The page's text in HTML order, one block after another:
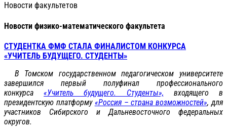
Новости факультетов
Новости физико-математического факультета
СТУДЕНТКА ФМФ СТАЛА ФИНАЛИСТОМ КОНКУРСА
«УЧИТЕЛЬ БУДУЩЕГО. СТУДЕНТЫ»
В Томском государственном педагогическом университете
завершился первый полуфинал профессионального
конкурса«Учитель будущего. Студенты», входящего в
президентскую платформу «Россия – страна возможностей», для
участников Сибирского и Дальневосточного федеральных
округов.